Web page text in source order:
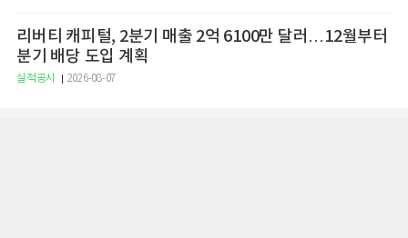
리버티 캐피털, 2분기 매출 2억 6100만 달러…12월부터
분기 배당 도입 계획
실적공시 2026-08-07